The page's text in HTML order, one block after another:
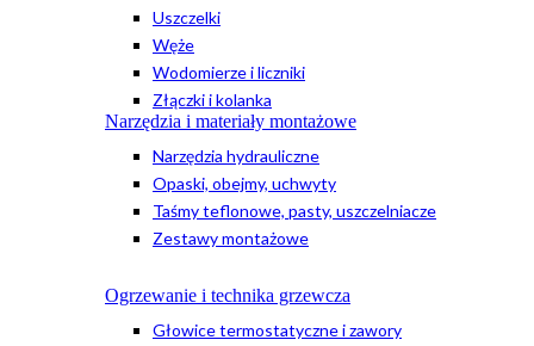
Uszczelki
Węże
Wodomierze i liczniki
Złączki i kolanka
Narzędzia i materiały montażowe
Narzędzia hydrauliczne
Opaski, obejmy, uchwyty
Taśmy teflonowe, pasty, uszczelniacze
Zestawy montażowe
Ogrzewanie i technika grzewcza
Głowice termostatyczne i zawory